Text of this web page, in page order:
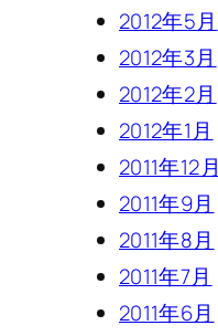
2012年5月
2012年3月
2012年2月
2012年1月
2011年12月
2011年9月
2011年8月
2011年7月
2011年6月